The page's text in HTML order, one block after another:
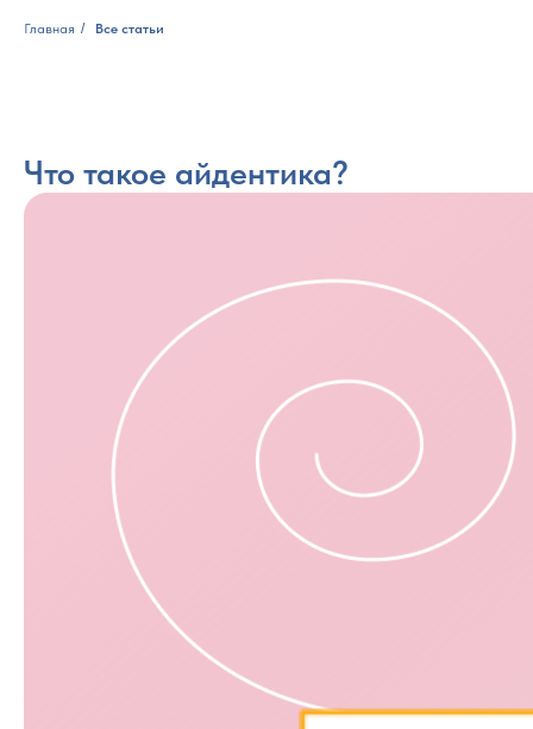
Главная / Все статьи
Что такое айдентика?